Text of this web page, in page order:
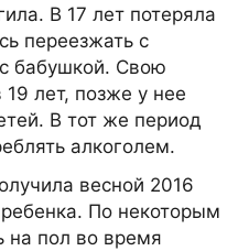
В 17 лет потеряла
переезжать с
бабушкой. Свою
лет, позже у нее
В тот же период
алкоголем.
весной 2016
По некоторым
на пол во время